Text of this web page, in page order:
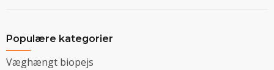
Populære kategorier
Væghængt biopejs